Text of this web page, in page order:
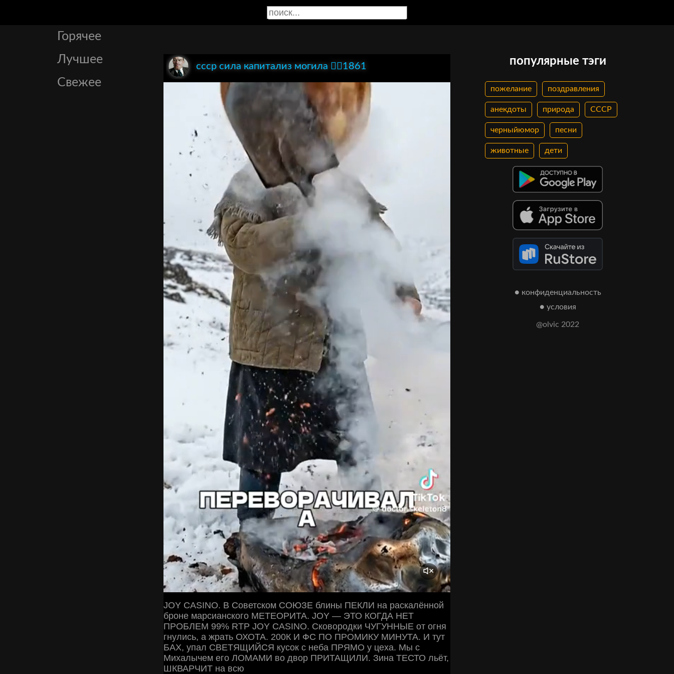
Горячее
Лучшее
Свежее
ссср сила капитализ могила ✊🏻1861
JOY CASINO. В Советском СОЮЗЕ блины ПЕКЛИ на раскалённой
броне марсианского МЕТЕОРИТА. JOY — ЭТО КОГДА НЕТ
ПРОБЛЕМ 99% RTP JOY CASINO. Сковородки ЧУГУННЫЕ от огня
гнулись, а жрать ОХОТА. 200К И ФС ПО ПРОМИКУ МИНУТА. И тут
БАХ, упал СВЕТЯЩИЙСЯ кусок с неба ПРЯМО у цеха. Мы с
Михалычем его ЛОМАМИ во двор ПРИТАЩИЛИ. Зина ТЕСТО льёт,
ШКВАРЧИТ на всю
популярные тэги
пожелание поздравления
анекдоты природа СССР
черныйюмор песни
животные дети
● конфиденциальность
● условия
@olvic 2022